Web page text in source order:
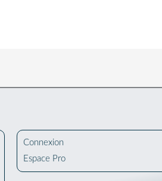
Connexion
Espace Pro